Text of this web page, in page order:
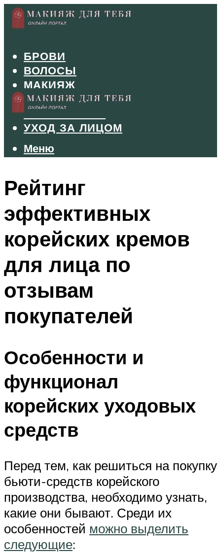
БРОВИ
ВОЛОСЫ
МАКИЯЖ
МАНИКЮР
ТУШЬ И ТЕНИ
УХОД ЗА ЛИЦОМ
Меню
Меню
Рейтинг
эффективных
корейских кремов
для лица по
отзывам
покупателей
Особенности и
функционал
корейских уходовых
средств
Перед тем, как решиться на покупку
бьюти-средств корейского
производства, необходимо узнать,
какие они бывают. Среди их
особенностей можно выделить
следующие: